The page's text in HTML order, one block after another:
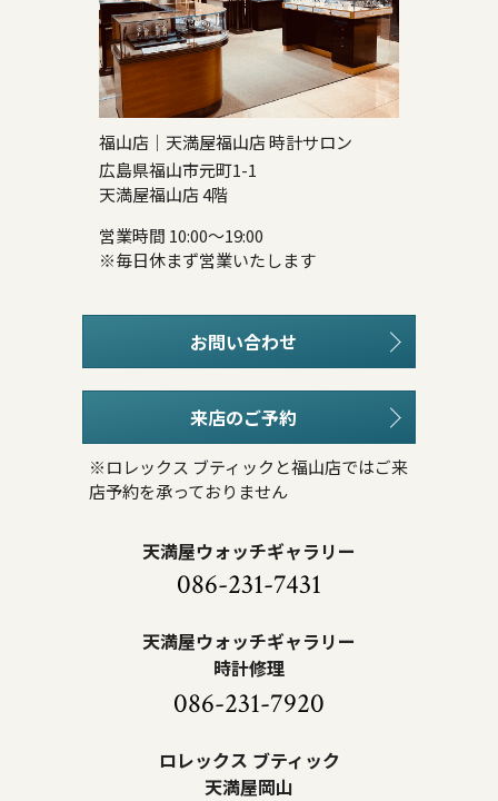
福山店｜天満屋福山店 時計サロン
広島県福山市元町1-1
天満屋福山店 4階
営業時間 10:00～19:00
※毎日休まず営業いたします
お問い合わせ
来店のご予約
※ロレックス ブティックと福山店ではご来
店予約を承っておりません
天満屋ウォッチギャラリー
086-231-7431
天満屋ウォッチギャラリー
時計修理
086-231-7920
ロレックス ブティック
天満屋岡山